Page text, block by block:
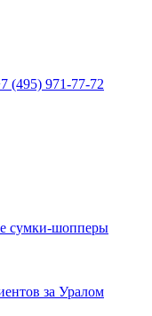
(495) 971-77-72
сумки-шопперы
за Уралом